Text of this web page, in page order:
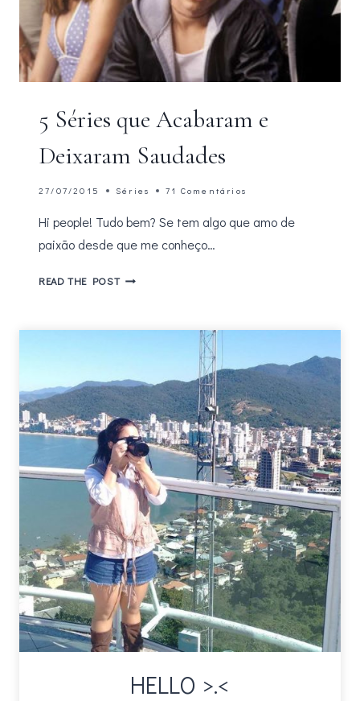
5 Séries que Acabaram e
Deixaram Saudades
27/07/2015 Séries 71 Comentários
Hi people! Tudo bem? Se tem algo que amo de
paixão desde que me conheço…
READ THE POST5
ACABARAM
SAUDADES
HELLO >.<